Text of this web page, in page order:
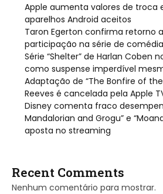
Apple aumenta valores de troca
aparelhos Android aceitos
Taron Egerton confirma retorno
participação na série de comédia
Série “Shelter” de Harlan Coben
como suspense imperdível
Adaptação de “The Bonfire of
Reeves é cancelada pela Apple
Disney comenta fraco
Mandalorian and Grogu” e
aposta no streaming
Recent Comments
Nenhum comentário para mostrar.